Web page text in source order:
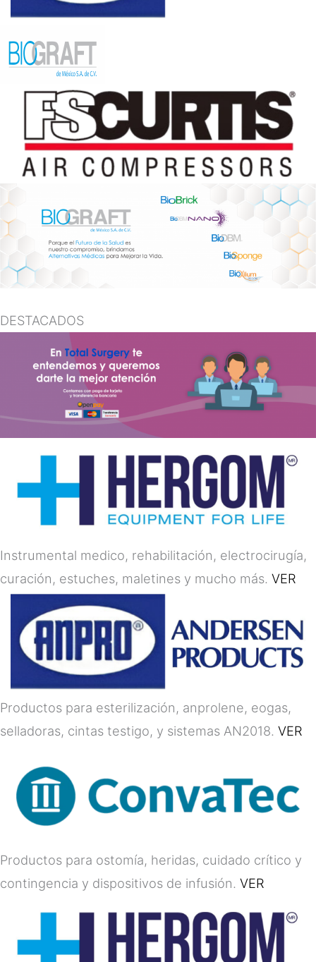
DESTACADOS
Instrumental medico, rehabilitación, electrocirugía,
curación, estuches, maletines y mucho más. VER
Productos para esterilización, anprolene, eogas,
selladoras, cintas testigo, y sistemas AN2018. VER
Productos para ostomía, heridas, cuidado crítico y
contingencia y dispositivos de infusión. VER